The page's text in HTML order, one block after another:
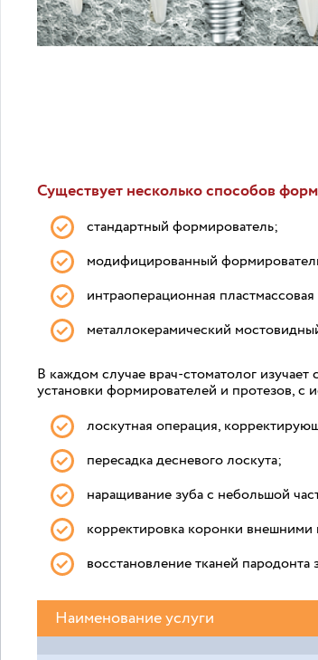
Существует несколько способов
стандартный формирователь;
модифицированный
интраоперационная
металлокерамический
В каждом случае врач-стоматолог
установки формирователей и протезов, с
лоскутная операция,
пересадка десневого лоскута;
наращивание зуба с небольшой
корректировка коронки
восстановление тканей
Наименование услуги